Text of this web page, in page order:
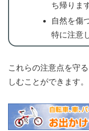
ち帰りま
自然を傷
特に注意
これらの注意点を守
しむことができます。